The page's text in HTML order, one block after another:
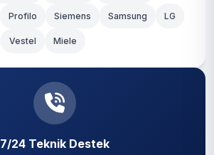
Profilo Siemens Samsung LG
Vestel Miele
7/24 Teknik Destek